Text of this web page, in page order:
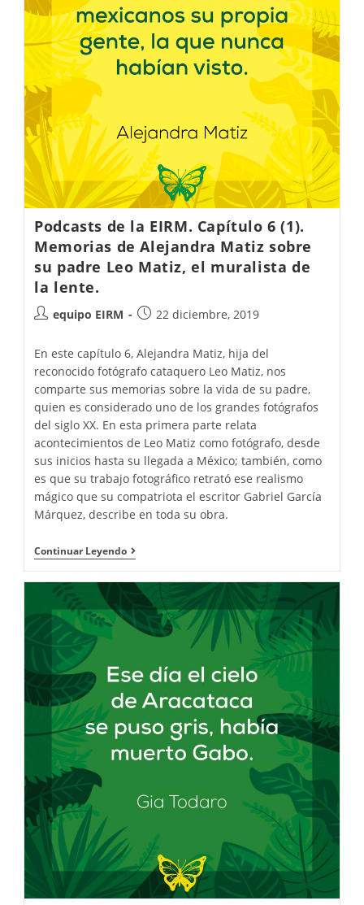
Podcasts de la EIRM. Capítulo 6 (1).
Memorias de Alejandra Matiz sobre
su padre Leo Matiz, el muralista de
la lente.
equipo EIRM 22 diciembre, 2019
En este capítulo 6, Alejandra Matiz, hija del
reconocido fotógrafo cataquero Leo Matiz, nos
comparte sus memorias sobre la vida de su padre,
quien es considerado uno de los grandes fotógrafos
del siglo XX. En esta primera parte relata
acontecimientos de Leo Matiz como fotógrafo, desde
sus inicios hasta su llegada a México; también, como
es que su trabajo fotográfico retrató ese realismo
mágico que su compatriota el escritor Gabriel García
Márquez, describe en toda su obra.
Continuar Leyendo